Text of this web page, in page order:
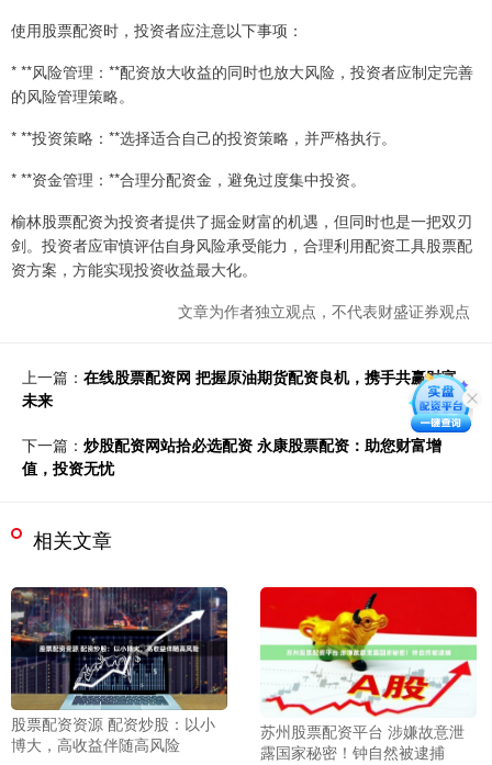
使用股票配资时，投资者应注意以下事项：
* **风险管理：**配资放大收益的同时也放大风险，投资者应制定完善
的风险管理策略。
* **投资策略：**选择适合自己的投资策略，并严格执行。
* **资金管理：**合理分配资金，避免过度集中投资。
榆林股票配资为投资者提供了掘金财富的机遇，但同时也是一把双刃
剑。投资者应审慎评估自身风险承受能力，合理利用配资工具股票配
资方案，方能实现投资收益最大化。
文章为作者独立观点，不代表财盛证券观点
上一篇： 在线股票配资网 把握原油期货配资良机，携手共赢财富
未来
下一篇： 炒股配资网站拾必选配资 永康股票配资：助您财富增
值，投资无忧
相关文章
股票配资资源 配资炒股：以小
博大，高收益伴随高风险
苏州股票配资平台 涉嫌故意泄
露国家秘密！钟自然被逮捕